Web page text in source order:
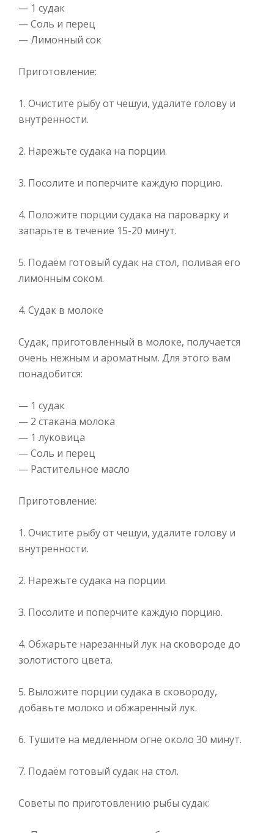
— 1 судак
— Соль и перец
— Лимонный сок
Приготовление:
1. Очистите рыбу от чешуи, удалите голову и
внутренности.
2. Нарежьте судака на порции.
3. Посолите и поперчите каждую порцию.
4. Положите порции судака на пароварку и
запарьте в течение 15-20 минут.
5. Подаём готовый судак на стол, поливая его
лимонным соком.
4. Судак в молоке
Судак, приготовленный в молоке, получается
очень нежным и ароматным. Для этого вам
понадобится:
— 1 судак
— 2 стакана молока
— 1 луковица
— Соль и перец
— Растительное масло
Приготовление:
1. Очистите рыбу от чешуи, удалите голову и
внутренности.
2. Нарежьте судака на порции.
3. Посолите и поперчите каждую порцию.
4. Обжарьте нарезанный лук на сковороде до
золотистого цвета.
5. Выложите порции судака в сковороду,
добавьте молоко и обжаренный лук.
6. Тушите на медленном огне около 30 минут.
7. Подаём готовый судак на стол.
Советы по приготовлению рыбы судак: